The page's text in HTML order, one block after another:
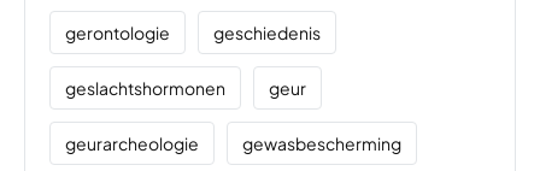
gerontologie geschiedenis
geslachtshormonen geur
geurarcheologie gewasbescherming